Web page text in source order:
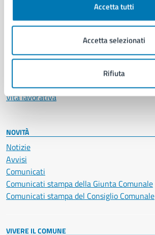
Accetta tutti
Accetta selezionati
Rifiuta
Documenti e certificati
Educazione e formazione
Imprese e commercio
Salute, benessere e assistenza
Servizi Cimiteriali
Vita lavorativa
NOVITÀ
Notizie
Avvisi
Comunicati
Comunicati stampa della Giunta Comunale
Comunicati stampa del Consiglio Comunale
VIVERE IL COMUNE